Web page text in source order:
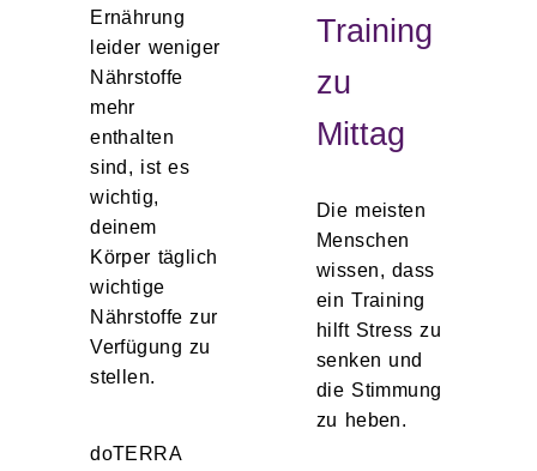
Ernährung
leider weniger
Nährstoffe
mehr
enthalten
sind, ist es
wichtig,
deinem
Körper täglich
wichtige
Nährstoffe zur
Verfügung zu
stellen.
doTERRA
Training
zu
Mittag
Die meisten
Menschen
wissen, dass
ein Training
hilft Stress zu
senken und
die Stimmung
zu heben.